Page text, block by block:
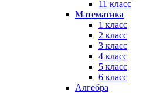
11 класс
Математика
1 класс
2 класс
3 класс
4 класс
5 класс
6 класс
Алгебра